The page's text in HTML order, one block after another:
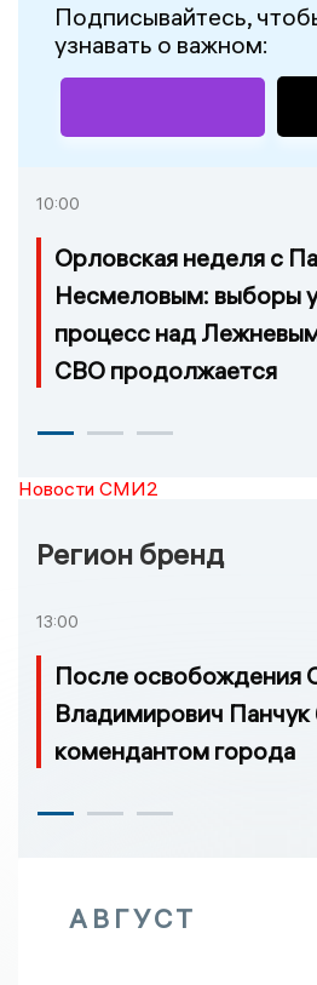
Подписывайтесь,
узнавать о важном:
10:00
Орловская неделя с
Несмеловым: выборы
процесс над
СВО продолжается
Новости СМИ2
Регион бренд
13:00
После освобождения
Владимирович Панчук
комендантом города
АВГУСТ